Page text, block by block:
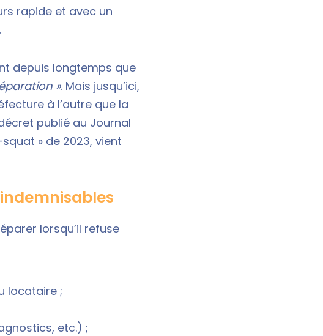
rapide et avec un
depuis longtemps que
». Mais jusqu’ici,
à l’autre que la
publié au Journal
» de 2023, vient
lorsqu’il refuse
locataire ;
etc.) ;